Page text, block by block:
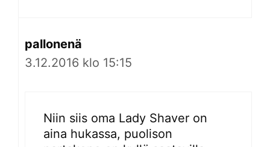
pallonenä
3.12.2016 klo 15:15
Niin siis oma Lady Shaver on
aina hukassa, puolison